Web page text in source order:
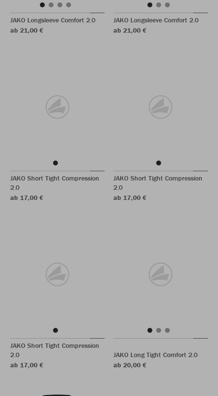
JAKO Longsleeve Comfort 2.0
ab 21,00 €
JAKO Longsleeve Comfort 2.0
ab 21,00 €
JAKO Short Tight Compression
2.0
ab 17,00 €
JAKO Short Tight Compression
2.0
ab 17,00 €
JAKO Short Tight Compression
2.0
ab 17,00 €
JAKO Long Tight Comfort 2.0
ab 20,00 €